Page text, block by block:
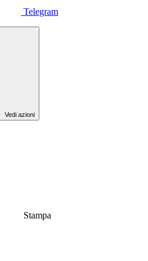
Telegram
Vedi azioni
Stampa